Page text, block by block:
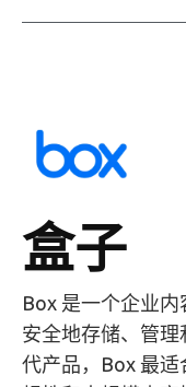
盒子
Box 是一个企业
安全地存储、管理
代产品，Box 最